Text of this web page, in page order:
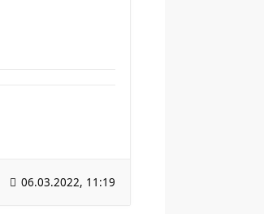
06.03.2022, 11:19